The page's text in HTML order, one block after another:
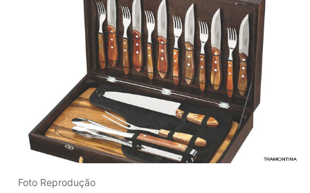
Foto Reprodução